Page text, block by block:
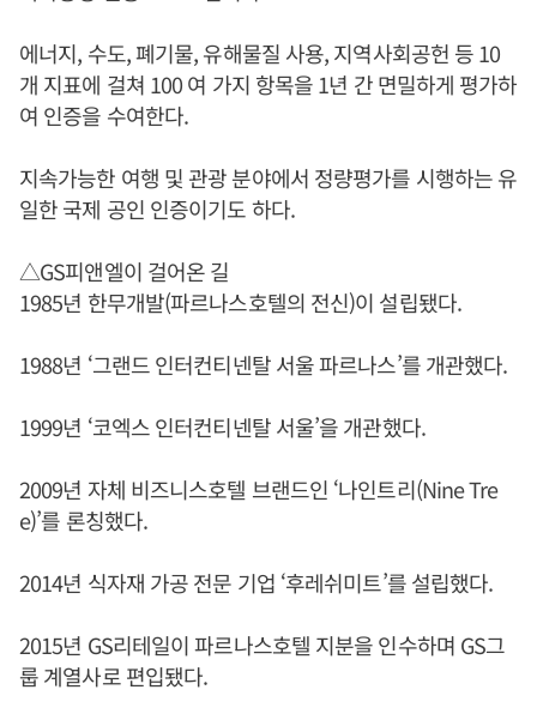
에너지, 수도, 폐기물, 유해물질 사용, 지역사회공헌 등 10
개 지표에 걸쳐 100 여 가지 항목을 1년 간 면밀하게 평가하
여 인증을 수여한다.
지속가능한 여행 및 관광 분야에서 정량평가를 시행하는 유
일한 국제 공인 인증이기도 하다.
△GS피앤엘이 걸어온 길
1985년 한무개발(파르나스호텔의 전신)이 설립됐다.
1988년 ‘그랜드 인터컨티넨탈 서울 파르나스’를 개관했다.
1999년 ‘코엑스 인터컨티넨탈 서울’을 개관했다.
2009년 자체 비즈니스호텔 브랜드인 ‘나인트리(Nine Tre
e)’를 론칭했다.
2014년 식자재 가공 전문 기업 ‘후레쉬미트’를 설립했다.
2015년 GS리테일이 파르나스호텔 지분을 인수하며 GS그
룹 계열사로 편입됐다.